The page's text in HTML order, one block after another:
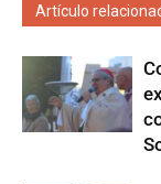
Artículo